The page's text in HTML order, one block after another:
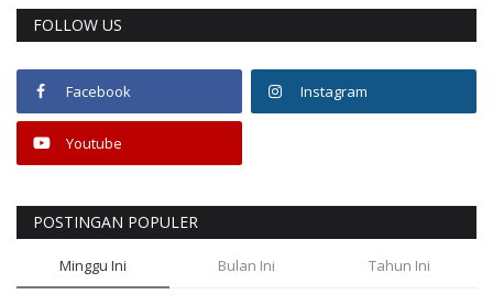
FOLLOW US
Facebook Instagram
Youtube
POSTINGAN POPULER
Minggu Ini Bulan Ini Tahun Ini